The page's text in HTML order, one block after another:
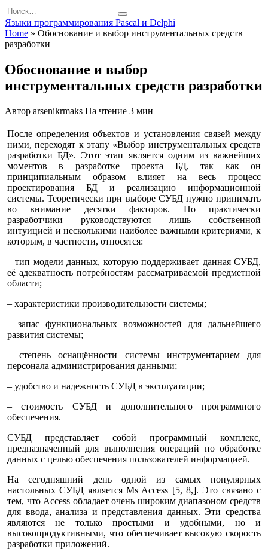
Перейти
к
содержанию
Search
for:
Языки программирования Pascal и Delphi
Home » Обоснование и выбор инструментальных средств
разработки
Обоснование и выбор
инструментальных средств разработки
Автор arsenikrmaks На чтение 3 мин
После определения объектов и установления связей между
ними, переходят к этапу «Выбор инструментальных средств
разработки БД». Этот этап является одним из важнейших
моментов в разработке проекта БД, так как он
принципиальным образом влияет на весь процесс
проектирования БД и реализацию информационной
системы. Теоретически при выборе СУБД нужно принимать
во внимание десятки факторов. Но практически
разработчики руководствуются лишь собственной
интуицией и несколькими наиболее важными критериями, к
которым, в частности, относятся:
– тип модели данных, которую поддерживает данная СУБД,
её адекватность потребностям рассматриваемой предметной
области;
– характеристики производительности системы;
– запас функциональных возможностей для дальнейшего
развития системы;
– степень оснащённости системы инструментарием для
персонала администрирования данными;
– удобство и надежность СУБД в эксплуатации;
– стоимость СУБД и дополнительного программного
обеспечения.
СУБД представляет собой программный комплекс,
предназначенный для выполнения операций по обработке
данных с целью обеспечения пользователей информацией.
На сегодняшний день одной из самых популярных
настольных СУБД является Ms Access [5, 8,]. Это связано с
тем, что Access обладает очень широким диапазоном средств
для ввода, анализа и представления данных. Эти средства
являются не только простыми и удобными, но и
высокопродуктивными, что обеспечивает высокую скорость
разработки приложений.